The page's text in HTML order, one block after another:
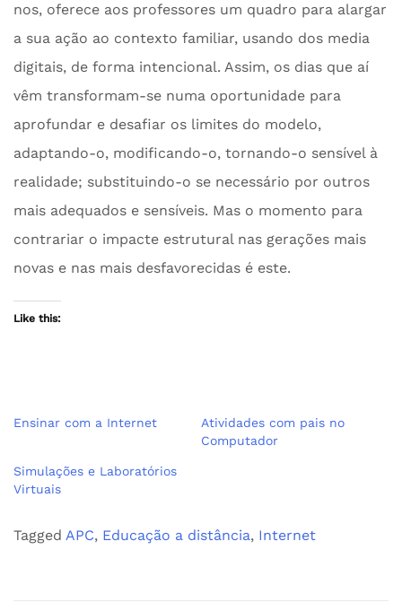
nos, oferece aos professores um quadro para alargar
a sua ação ao contexto familiar, usando dos media
digitais, de forma intencional. Assim, os dias que aí
vêm transformam-se numa oportunidade para
aprofundar e desafiar os limites do modelo,
adaptando-o, modificando-o, tornando-o sensível à
realidade; substituindo-o se necessário por outros
mais adequados e sensíveis. Mas o momento para
contrariar o impacte estrutural nas gerações mais
novas e nas mais desfavorecidas é este.
Like this:
Ensinar com a Internet
Atividades com pais no
Computador
Simulações e Laboratórios
Virtuais
Tagged APC, Educação a distância, Internet